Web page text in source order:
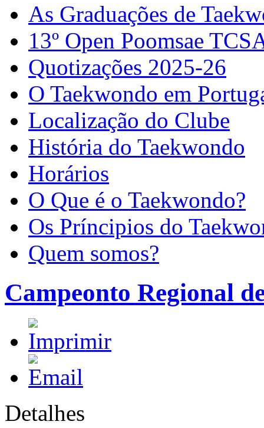
As Graduações de
13º Open Poomsae
Quotizações 2025-26
O Taekwondo em
Localização do Clube
História do Taekwondo
Horários
O Que é o Taekwondo?
Os Príncipios do
Quem somos?
Campeonto Regional
Detalhes